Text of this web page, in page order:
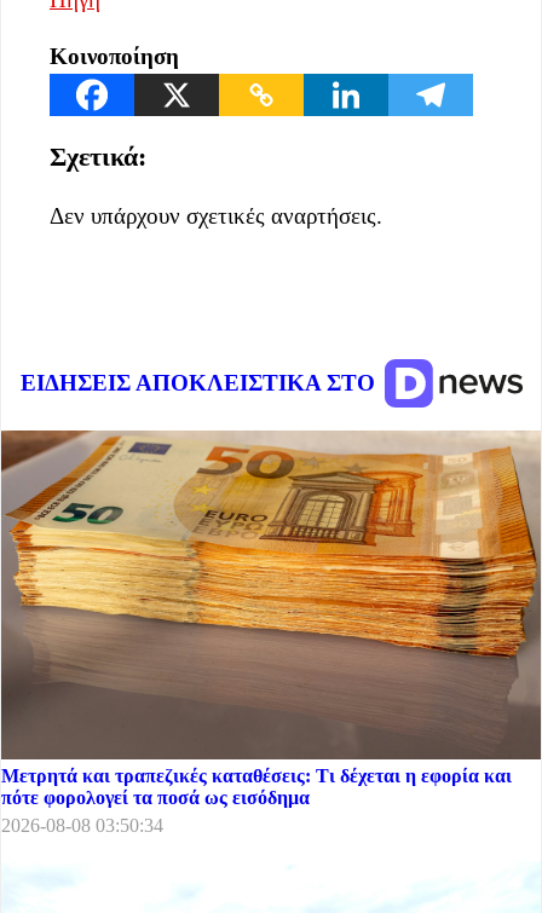
Κοινοποίηση
Σχετικά:
Δεν υπάρχουν σχετικές αναρτήσεις.
ΕΙΔΗΣΕΙΣ ΑΠΟΚΛΕΙΣΤΙΚΑ ΣΤΟ
Μετρητά και τραπεζικές καταθέσεις: Τι δέχεται η εφορία και
πότε φορολογεί τα ποσά ως εισόδημα
2026-08-08 03:50:34